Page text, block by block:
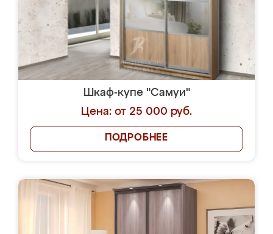
Шкаф-купе "Самуи"
Цена: от 25 000 руб.
ПОДРОБНЕЕ